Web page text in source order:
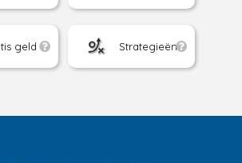
geld Strategieën